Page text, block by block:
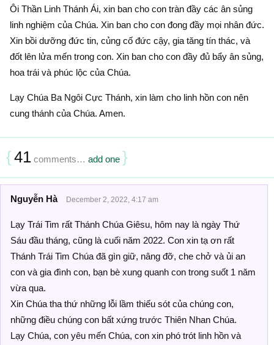
Ôi Thần Linh Thánh Ái, xin ban cho con tràn đầy các ân sủng
linh nghiệm của Chúa. Xin ban cho con đong đầy mọi nhân đức.
Xin bồi dưỡng đức tin, củng cố đức cậy, gia tăng tín thác, và
đốt lên lửa mến trong con. Xin ban cho con đầy đủ bẩy ân sủng,
hoa trái và phúc lộc của Chúa.
Lạy Chúa Ba Ngôi Cực Thánh, xin làm cho linh hồn con nên
cung thánh của Chúa. Amen.
{41 comments… add one }
Nguyễn Hà December 2, 2022, 4:17 am
Lạy Trái Tim rất Thánh Chúa Giêsu, hôm nay là ngày Thứ
Sáu đầu tháng, cũng là cuối năm 2022. Con xin tạ ơn rất
Thánh Trái Tim Chúa đã gìn giữ, nâng đỡ, che chở và ủi an
con và gia đình con, bạn bè xung quanh con trong suốt 1 năm
vừa qua.
Xin Chúa tha thứ những lỗi lầm thiếu sót của chúng con,
những điều chúng con bất xứng trước Thiên Nhan Chúa.
Lạy Chúa, con yêu mến Chúa, con xin phó trót linh hồn và